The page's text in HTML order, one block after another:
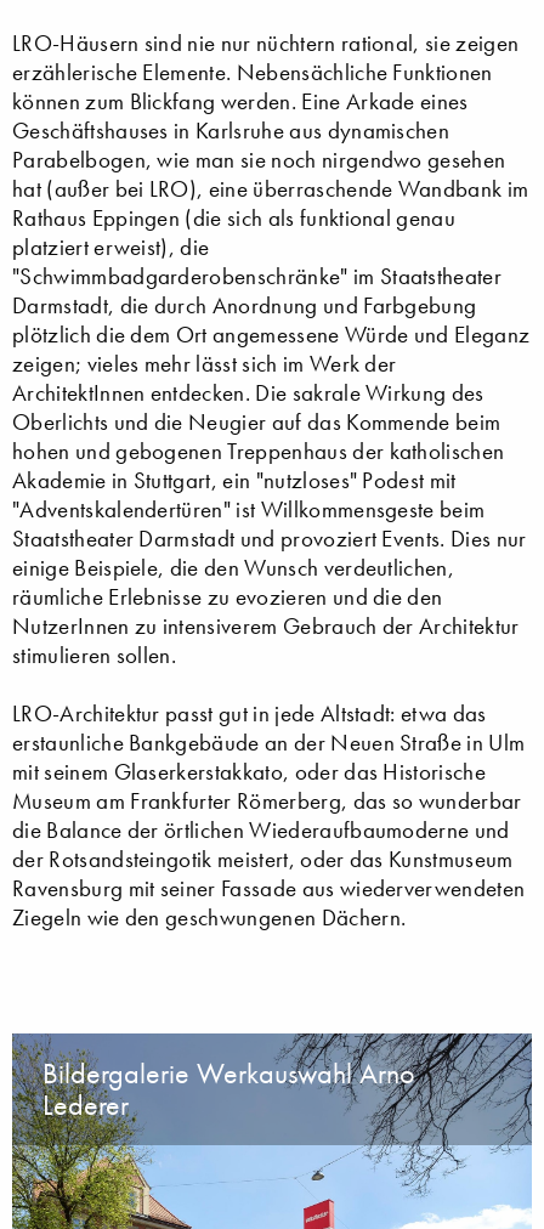
LRO-Häusern sind nie nur nüchtern rational, sie zeigen
erzählerische Elemente. Nebensächliche Funktionen
können zum Blickfang werden. Eine Arkade eines
Geschäftshauses in Karlsruhe aus dynamischen
Parabelbogen, wie man sie noch nirgendwo gesehen
hat (außer bei LRO), eine überraschende Wandbank im
Rathaus Eppingen (die sich als funktional genau
platziert erweist), die
"Schwimmbadgarderobenschränke" im Staatstheater
Darmstadt, die durch Anordnung und Farbgebung
plötzlich die dem Ort angemessene Würde und Eleganz
zeigen; vieles mehr lässt sich im Werk der
ArchitektInnen entdecken. Die sakrale Wirkung des
Oberlichts und die Neugier auf das Kommende beim
hohen und gebogenen Treppenhaus der katholischen
Akademie in Stuttgart, ein "nutzloses" Podest mit
"Adventskalendertüren" ist Willkommensgeste beim
Staatstheater Darmstadt und provoziert Events. Dies nur
einige Beispiele, die den Wunsch verdeutlichen,
räumliche Erlebnisse zu evozieren und die den
NutzerInnen zu intensiverem Gebrauch der Architektur
stimulieren sollen.
LRO-Architektur passt gut in jede Altstadt: etwa das
erstaunliche Bankgebäude an der Neuen Straße in Ulm
mit seinem Glaserkerstakkato, oder das Historische
Museum am Frankfurter Römerberg, das so wunderbar
die Balance der örtlichen Wiederaufbaumoderne und
der Rotsandsteingotik meistert, oder das Kunstmuseum
Ravensburg mit seiner Fassade aus wiederverwendeten
Ziegeln wie den geschwungenen Dächern.
Bildergalerie Werkauswahl Arno
Lederer